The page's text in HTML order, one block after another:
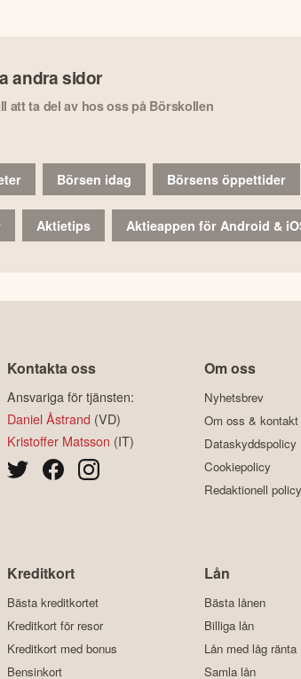
andra sidor
att ta del av hos oss på Börskollen
Börsen idag Börsens öppettider
Aktietips Aktieappen för Android &
Kontakta oss
Ansvariga för tjänsten:
Daniel Åstrand (VD)
Kristoffer Matsson (IT)
Om oss
Nyhetsbrev
Om oss & kontakt
Dataskyddspolicy
Cookiepolicy
Redaktionell policy
Kreditkort
Bästa kreditkortet
Kreditkort för resor
Kreditkort med bonus
Bensinkort
Lån
Bästa lånen
Billiga lån
Lån med låg ränta
Samla lån